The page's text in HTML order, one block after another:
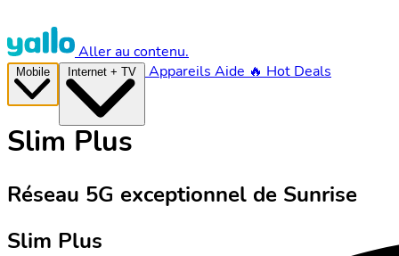
Aller au contenu.
Appareils Aide 🔥 Hot Deals
Slim Plus
Réseau 5G exceptionnel de Sunrise
Slim Plus